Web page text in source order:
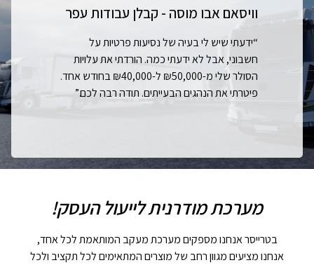
וויסאם אבו מוסה - קבלן עבודות עפר
“ידעתי שיש לי בעיה של נסיעות פרטיות על
חשבוני, אבל לא ידעתי כמה. הורדתי את עלויות
הסולר שלי מ-₪50,000 ל-₪40,000 בחודש אחד.
פיטרתי את הנהגים הבעייתים. תודה רבה לכם.”
מערכת מודרנית לייעול העסק!
בטרייסר אנחנו מספקים מערכת מעקב המותאמת לכל אחד,
אנחנו מציעים מגוון רחב של מוצרים המתאימים לכל תקציב ולכל